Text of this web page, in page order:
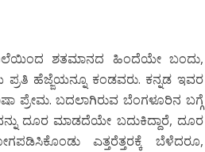
ಶತಮಾನದ ಹಿಂದೆಯೇ ಬಂದು,
ಹೆಜ್ಜೆಯನ್ನೂ ಕಂಡವರು. ಕನ್ನಡ ಇವರ
ಪ್ರೇಮ. ಬದಲಾಗಿರುವ ಬೆಂಗಳೂರಿನ ಬಗ್ಗೆ
ದೂರ ಮಾಡದೆಯೇ ಬದುಕಿದ್ದಾರೆ, ದೂರ
ಎತ್ತರೆತ್ತರಕ್ಕೆ ಬೆಳೆದರೂ,